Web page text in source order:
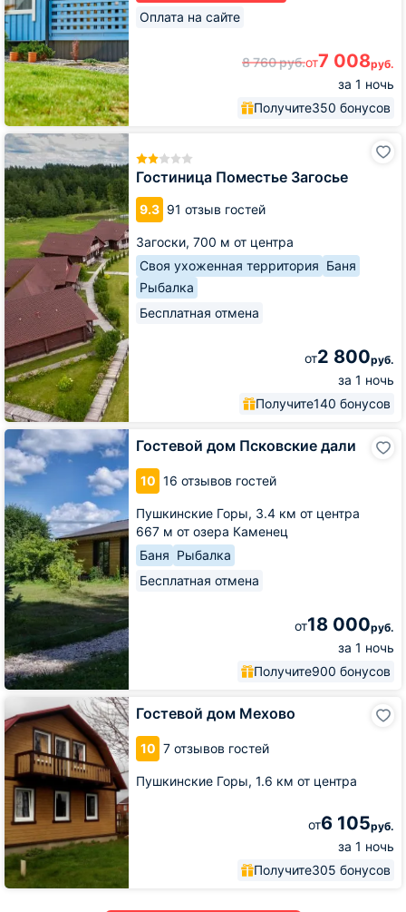
Оплата на сайте
8 760руб.от7 008руб.
за 1 ночь
Получите350 бонусов
Гостиница Поместье Загосье
9.3 91 отзыв гостей
Загоски, 700 м от центра
Своя ухоженная территория Баня
Рыбалка
Бесплатная отмена
от2 800руб.
за 1 ночь
Получите140 бонусов
Гостиница
Поместье
Загосье
Гостевой дом Псковские дали
10 16 отзывов гостей
Пушкинские Горы, 3.4 км от центра
667 м от озера Каменец
Баня Рыбалка
Бесплатная отмена
от18 000руб.
за 1 ночь
Получите900 бонусов
Гостевой
дом
Псковские
дали
Гостевой дом Мехово
10 7 отзывов гостей
Пушкинские Горы, 1.6 км от центра
от6 105руб.
за 1 ночь
Получите305 бонусов
дом
Мехово